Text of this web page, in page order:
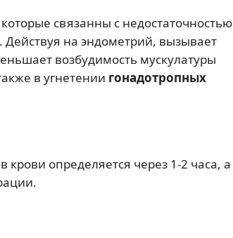
связанны с недостаточностью
на эндометрий, вызывает
возбудимость мускулатуры
в угнетении гонадотропных
определяется через 1-2 часа, а